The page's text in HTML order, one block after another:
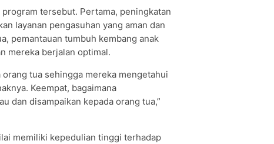
tersebut. Pertama, peningkatan
layanan pengasuhan yang aman dan
pemantauan tumbuh kembang anak
mereka berjalan optimal.
tua sehingga mereka mengetahui
Keempat, bagaimana
dan disampaikan kepada orang tua,”
memiliki kepedulian tinggi terhadap